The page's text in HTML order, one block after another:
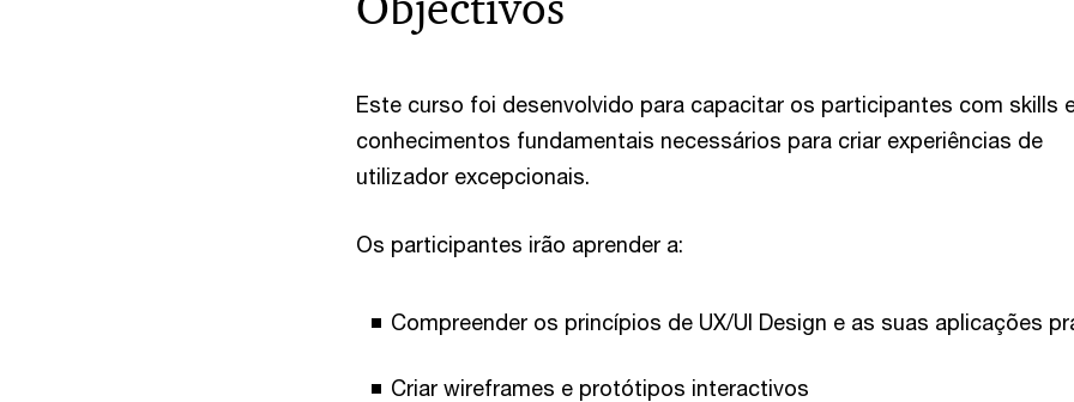
Este curso foi desenvolvido para capacitar os participantes com skills
conhecimentos fundamentais necessários para criar experiências de
utilizador excepcionais.
Os participantes irão aprender a:
Compreender os princípios de UX/UI Design e as suas aplicações
Criar wireframes e protótipos interactivos